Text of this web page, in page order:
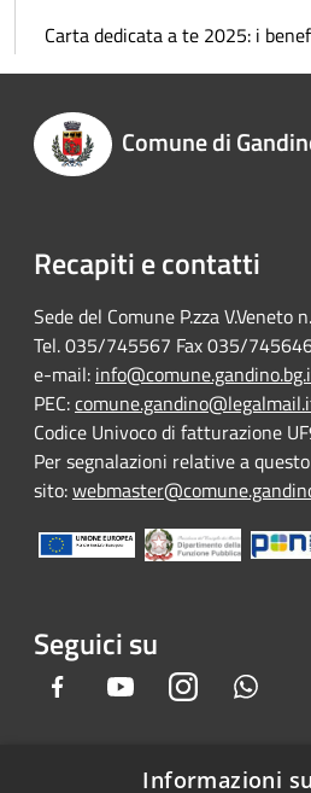
Carta dedicata a te 2025: i
Comune di
Recapiti e contatti
Sede del Comune P.zza V.Veneto
Tel. 035/745567 Fax 035/
e-mail:
PEC:
Codice Univoco di fatturazione
Per segnalazioni relative a questo
sito:
Seguici su
Facebook YoutubeInstagram
Informazioni